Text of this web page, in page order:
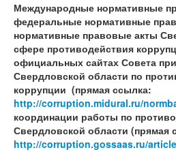
Международные нормативные
федеральные нормативные
нормативные правовые акты
сфере противодействия
официальных сайтах Совета
Свердловской области по
коррупции (прямая ссылка:
http://corruption.midural.ru/
координации работы по
Свердловской области (прямая
http://corruption.gossaas.ru/